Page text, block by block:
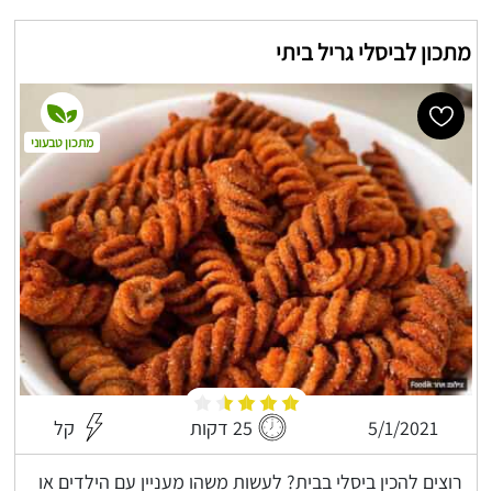
מתכון לביסלי גריל ביתי
5/1/2021 25 דקות קל
רוצים להכין ביסלי בבית? לעשות משהו מעניין עם הילדים או
מתכון טבעוני